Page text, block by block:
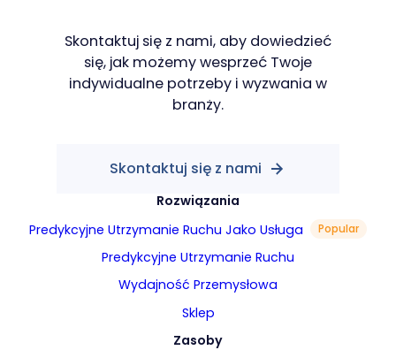
Skontaktuj się z nami, aby dowiedzieć
się, jak możemy wesprzeć Twoje
indywidualne potrzeby i wyzwania w
branży.
Skontaktuj się z nami
Rozwiązania
Predykcyjne Utrzymanie Ruchu Jako Usługa
Popular
Predykcyjne Utrzymanie Ruchu
Wydajność Przemysłowa
Sklep
Zasoby